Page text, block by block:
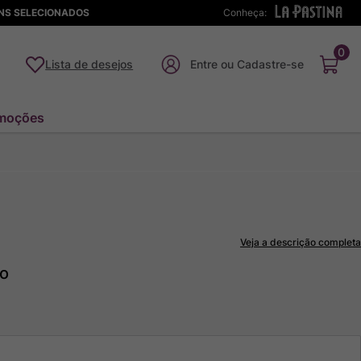
Conheça:
SELECIONADOS
Lista de desejos
0
Veja a descrição completa